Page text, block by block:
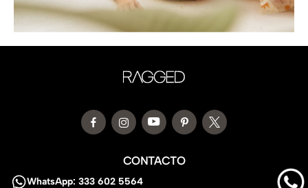
CONTACTO
WhatsApp: 333 602 5564